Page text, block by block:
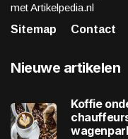
met Artikelpedia.nl
Sitemap
Contact
Nieuwe artikelen
Koffie